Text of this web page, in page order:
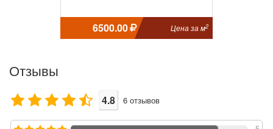
6500.00 Цена за м2
Отзывы
4.8 6 отзывов